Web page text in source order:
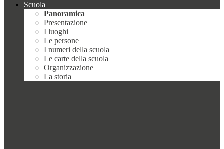
Scuola
Panoramica
Presentazione
I luoghi
Le persone
I numeri della scuola
Le carte della scuola
Organizzazione
La storia